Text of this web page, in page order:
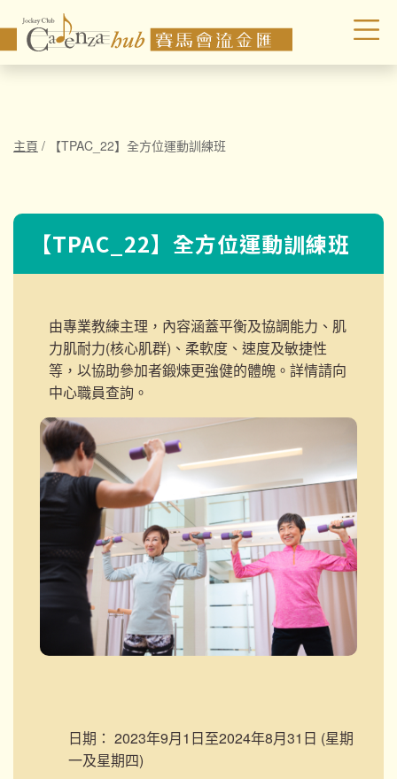
主頁 / 【TPAC_22】全方位運動訓練班
【TPAC_22】全方位運動訓練班
由專業教練主理，內容涵蓋平衡及協調能力、肌
力肌耐力(核心肌群)、柔軟度、速度及敏捷性
等，以協助參加者鍛煉更強健的體魄。詳情請向
中心職員查詢。
日期： 2023年9月1日至2024年8月31日 (星期
一及星期四)